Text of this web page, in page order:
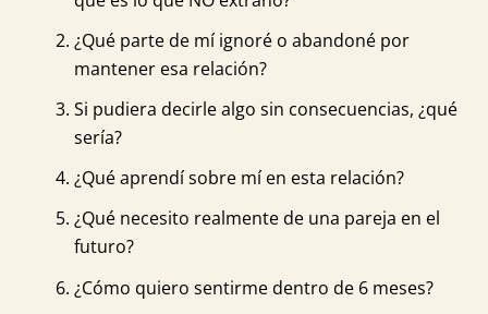
¿Qué parte de mí ignoré o abandoné por
mantener esa relación?
Si pudiera decirle algo sin consecuencias, ¿qué
sería?
¿Qué aprendí sobre mí en esta relación?
¿Qué necesito realmente de una pareja en el
futuro?
¿Cómo quiero sentirme dentro de 6 meses?